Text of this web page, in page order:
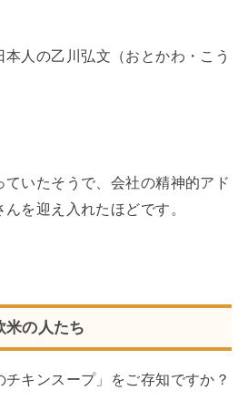
本人の乙川弘文（おとかわ・こう
いたそうで、会社の精神的アド
を迎え入れたほどです。
米の人たち
キンスープ」をご存知ですか？